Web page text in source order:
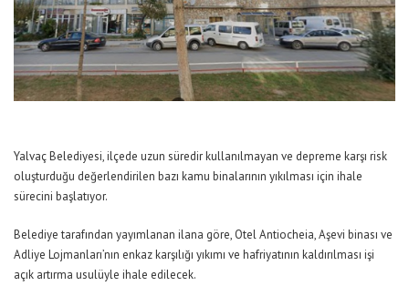
Yalvaç Belediyesi, ilçede uzun süredir kullanılmayan ve depreme karşı risk
oluşturduğu değerlendirilen bazı kamu binalarının yıkılması için ihale
sürecini başlatıyor.
Belediye tarafından yayımlanan ilana göre, Otel Antiocheia, Aşevi binası ve
Adliye Lojmanları’nın enkaz karşılığı yıkımı ve hafriyatının kaldırılması işi
açık artırma usulüyle ihale edilecek.